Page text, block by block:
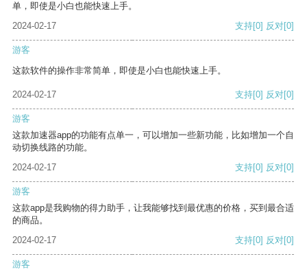
单，即使是小白也能快速上手。
2024-02-17
支持[0] 反对[0]
游客
这款软件的操作非常简单，即使是小白也能快速上手。
2024-02-17 支持[0] 反对[0]
游客
这款加速器app的功能有点单一，可以增加一些新功能，比如增加一个自
动切换线路的功能。
2024-02-17
支持[0] 反对[0]
游客
这款app是我购物的得力助手，让我能够找到最优惠的价格，买到最合适
的商品。
2024-02-17
支持[0] 反对[0]
游客